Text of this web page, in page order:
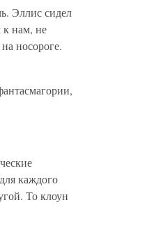
Эллис сидел
к нам, не
носороге.
каждого
То клоун